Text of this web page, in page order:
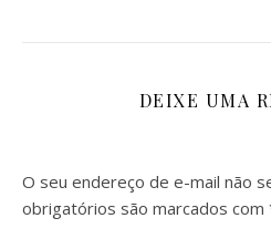
DEIXE UMA
O seu endereço de e-mail não
obrigatórios são marcados com